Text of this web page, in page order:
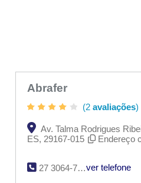
Abrafer
(2 avaliações)
Av. Talma Rodrigues
ES, 29167-015
Endereço
27 3064-7700
ver telefone